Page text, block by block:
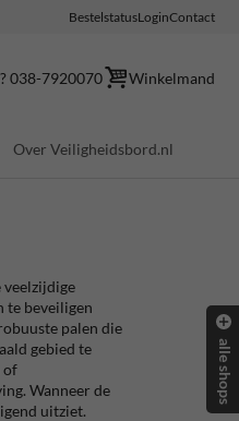
BestelstatusLoginContact
038-7920070 Winkelmand
Over Veiligheidsbord.nl
veelzijdige
te beveiligen
palen die
gebied te
of
Wanneer de
uitziet.
alle shops